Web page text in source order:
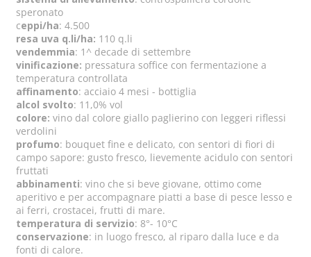
speronato
ceppi/ha: 4.500
resa uva q.li/ha: 110 q.li
vendemmia: 1^ decade di settembre
vinificazione: pressatura soffice con fermentazione a
temperatura controllata
affinamento: acciaio 4 mesi - bottiglia
alcol svolto: 11,0% vol
colore: vino dal colore giallo paglierino con leggeri riflessi
verdolini
profumo: bouquet fine e delicato, con sentori di fiori di
campo sapore: gusto fresco, lievemente acidulo con sentori
fruttati
abbinamenti: vino che si beve giovane, ottimo come
aperitivo e per accompagnare piatti a base di pesce lesso e
ai ferri, crostacei, frutti di mare.
temperatura di servizio: 8°- 10°C
conservazione: in luogo fresco, al riparo dalla luce e da
fonti di calore.